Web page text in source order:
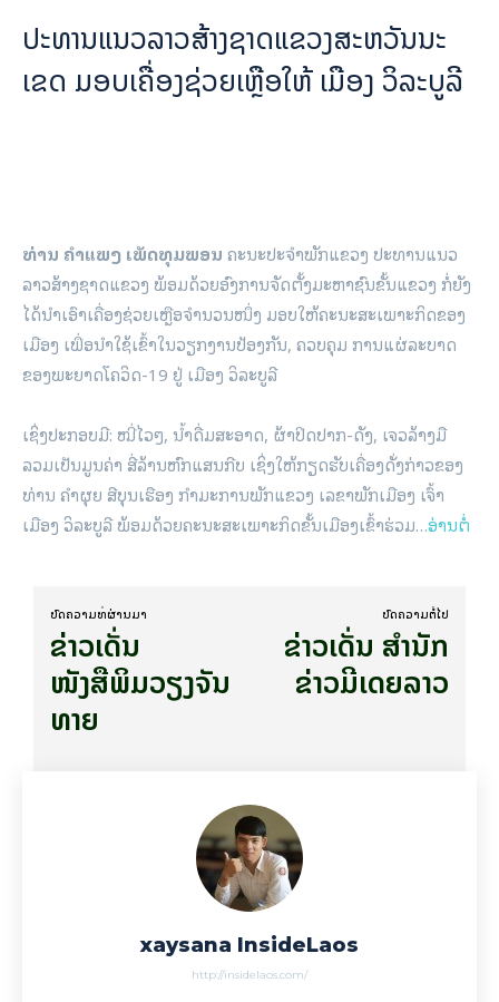
ປະທານແນວລາວສ້າງຊາດແຂວງສະຫວັນນະ
ເຂດ ມອບເຄື່ອງຊ່ວຍເຫຼືອໃຫ້ ເມືອງ ວິລະບູລີ
ທ່ານ ຄໍາແພງ ເພັດທຸມພອນ ຄະນະປະຈໍາພັກແຂວງ ປະທານແນວ
ລາວສ້າງຊາດແຂວງ ພ້ອມດ້ວຍອົງການຈັດຕັ້ງມະຫາຊົນຂັ້ນແຂວງ ກໍ່ຍັງ
ໄດ້ນໍາເອົາເຄື່ອງຊ່ວຍເຫຼືອຈໍານວນໜຶ່ງ ມອບໃຫ້ຄະນະສະເພາະກິດຂອງ
ເມືອງ ເພື່ອນໍາໃຊ້ເຂົ້າໃນວຽກງານປ້ອງກັນ, ຄວບຄຸມ ການແຜ່ລະບາດ
ຂອງພະຍາດໂຄວິດ-19 ຢູ່ ເມືອງ ວິລະບູລີ
ເຊິ່ງປະກອບມີ: ໝີ່ໄວໆ, ນໍ້າດື່ມສະອາດ, ຜ້າປິດປາກ-ດັງ, ເຈວລ້າງມື
ລວມເປັນມູນຄ່າ ສີ່ລ້ານຫົກແສນກີບ ເຊິ່ງໃຫ້ກຽດຮັບເຄື່ອງດັ່ງກ່າວຂອງ
ທ່ານ ຄໍາຜຸຍ ສີບຸນເຮືອງ ກໍາມະການພັກແຂວງ ເລຂາພັກເມືອງ ເຈົ້າ
ເມືອງ ວິລະບູລີ ພ້ອມດ້ວຍຄະນະສະເພາະກິດຂັ້ນເມືອງເຂົ້າຮ່ວມ…ອ່ານຕໍ່
ບົດ​ຄວາມ​ທີ່​ຜ່ານ​ມາ
ຂ່າວເດັ່ນ
ໜັງສືພິມວຽງຈັນ
ທາຍ
ບົດ​ຄວາມ​ຕໍ່​ໄປ
ຂ່າວເດັ່ນ ສຳນັກ
ຂ່າວມີເດຍລາວ
xaysana InsideLaos
http://insidelaos.com/